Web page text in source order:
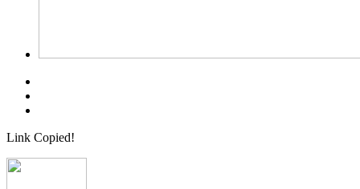
Link Copied!